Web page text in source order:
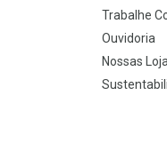
Trabalhe
Ouvidoria
Nossas